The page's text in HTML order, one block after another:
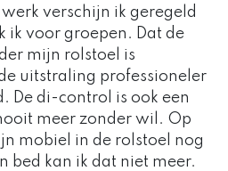
verschijn ik geregeld
ik voor groepen. Dat de
mijn rolstoel is
uitstraling professioneler
De di-control is ook een
meer zonder wil. Op
mobiel in de rolstoel nog
bed kan ik dat niet meer.